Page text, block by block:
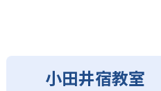
小田井宿教室